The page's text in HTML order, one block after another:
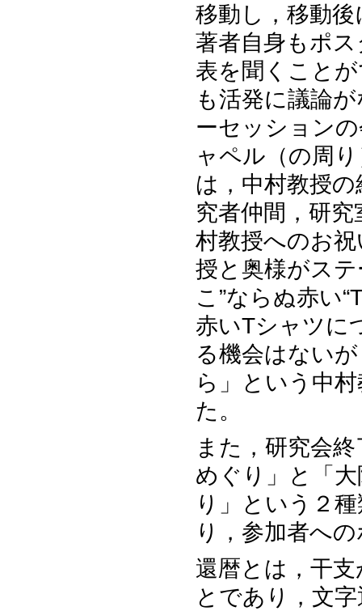
移動し，移動
著者自身もポ
表を聞くこと
も活発に議論
ーセッション
ャペル（の周
は，中村教授
究者仲間，研
村教授へのお
授と奥様がス
こ”ならぬ赤い
赤いTシャツに
る機会はない
ら」という中
た。
また，研究会
めぐり」と「
り」という２
り，参加者へ
還暦とは，干
とであり，文